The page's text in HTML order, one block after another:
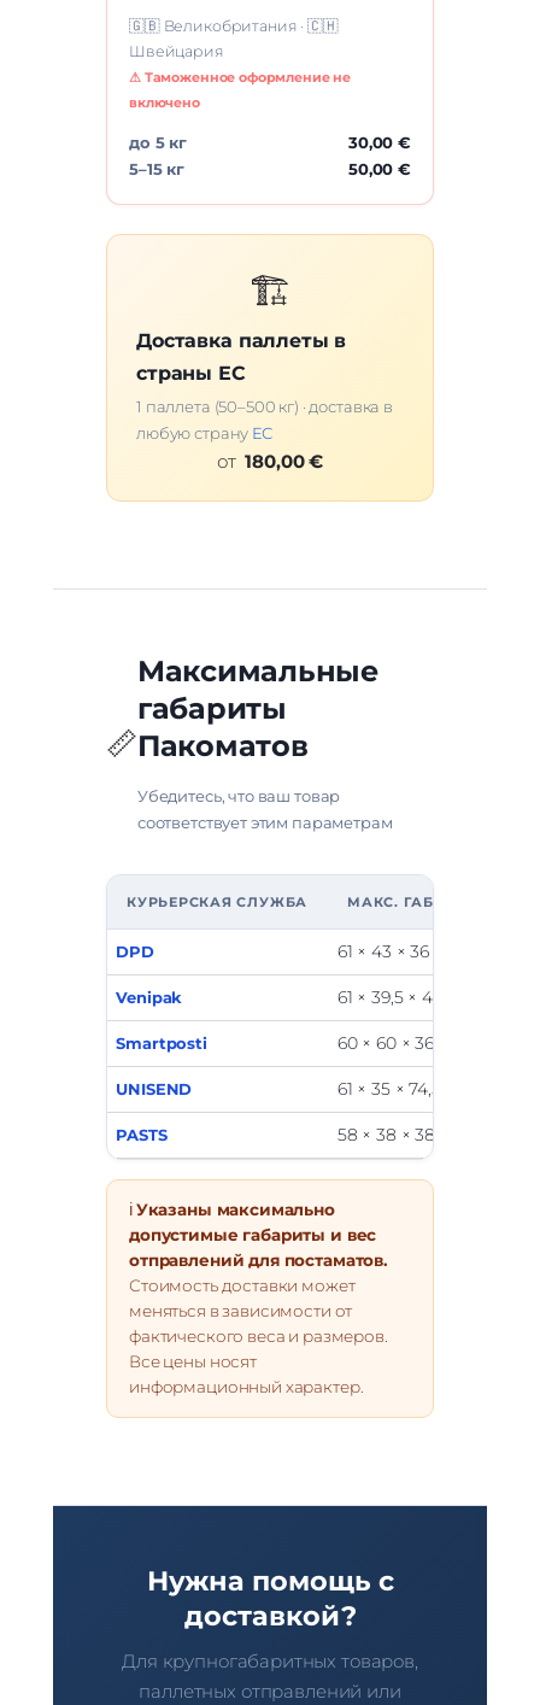
🇬🇧 Великобритания · 🇨🇭
Швейцария
⚠ Таможенное оформление не
включено
до 5 кг
30,00 €
5–15 кг
50,00 €
🏗️
Доставка паллеты в
страны ЕС
1 паллета (50–500 кг) · доставка в
любую страну ЕС
от180,00 €
📏
Максимальные
габариты
Пакоматов
Убедитесь, что ваш товар
соответствует этим параметрам
КУРЬЕРСКАЯ СЛУЖБА МАКС. ГАБАРИТЫ (СМ)
DPD 61 × 43 × 36
Venipak 61 × 39,5 × 41
Smartposti 60 × 60 × 36
UNISEND 61 × 35 × 74,5
PASTS 58 × 38 × 38
ℹ️Указаны максимально
допустимые габариты и вес
отправлений для постаматов.
Стоимость доставки может
меняться в зависимости от
фактического веса и размеров.
Все цены носят
информационный характер.
Нужна помощь с
доставкой?
Для крупногабаритных товаров,
паллетных отправлений или